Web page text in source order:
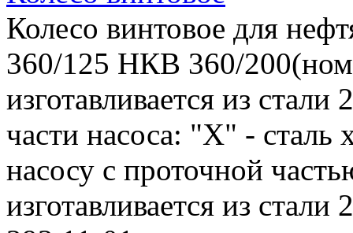
Колесо винтовое для
360/125 НКВ 360/
изготавливается из
части насоса: "Х" - сталь
насосу с проточной
изготавливается из